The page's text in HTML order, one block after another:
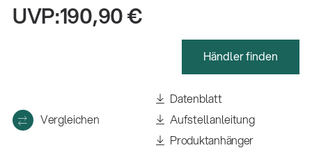
UVP:190,90 €
Händler finden
Vergleichen
Datenblatt
Aufstellanleitung
Produktanhänger